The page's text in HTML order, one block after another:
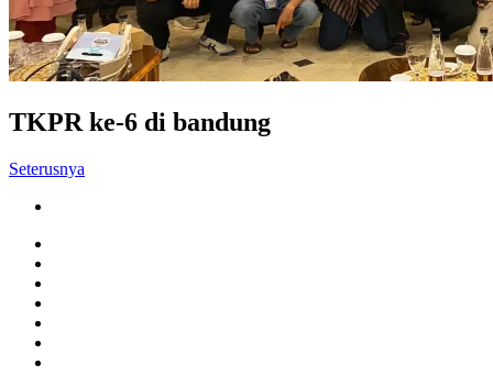
TKPR ke-6 di bandung
Seterusnya